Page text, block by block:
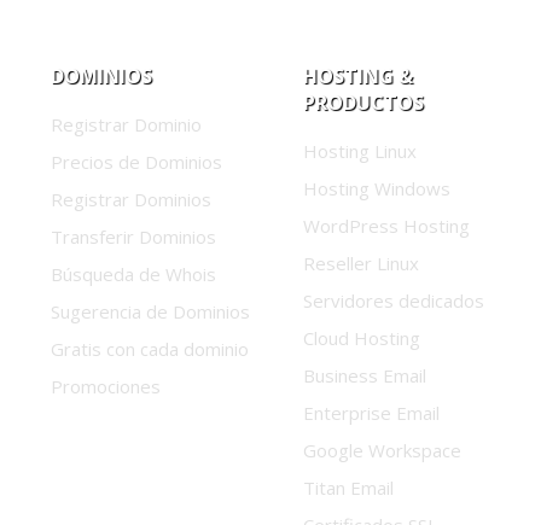
DOMINIOS
Registrar Dominio
Precios de Dominios
Registrar Dominios
Transferir Dominios
Búsqueda de Whois
Sugerencia de Dominios
Gratis con cada dominio
Promociones
HOSTING &
PRODUCTOS
Hosting Linux
Hosting Windows
WordPress Hosting
Reseller Linux
Servidores dedicados
Cloud Hosting
Business Email
Enterprise Email
Google Workspace
Titan Email